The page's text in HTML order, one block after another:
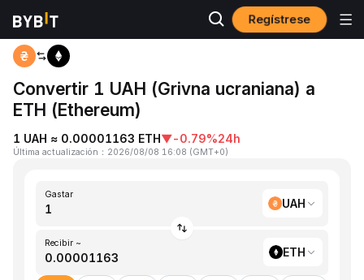
Regístrese
Inicio UAH to ETH
Convertir 1 UAH (Grivna ucraniana) a
ETH (Ethereum)
1 UAH ≈ 0.00001163 ETH▼-0.79%24h
Última actualización ： 2026/08/08 16:08 (GMT+0)
Gastar
UAH
Recibir ~
ETH